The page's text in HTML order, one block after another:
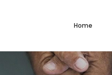
Home